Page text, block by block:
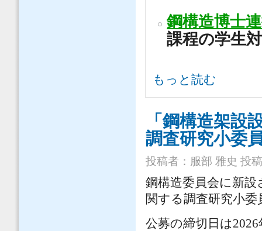
鋼構造博士
課程の学生
鋼構造委員会 について
もっと読む
「鋼構造架設
調査研究小委
投稿者： 服部 雅史 投
鋼構造委員会に新
関する調査研究小
公募の締切日は